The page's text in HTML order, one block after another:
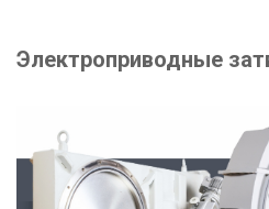
Электроприводные